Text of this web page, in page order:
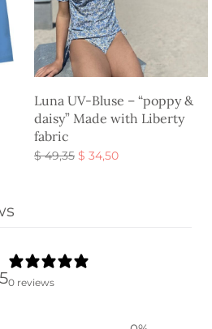
Luna UV-Bluse – “poppy &
daisy” Made with Liberty
fabric
$49,35 Den
$ 34,50Den
0 reviews